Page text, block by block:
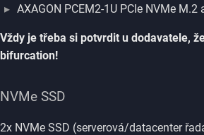
AXAGON PCEM2-1U PCIe NVMe M.2
Vždy je třeba si potvrdit u dodavatele,
bifurcation!
NVMe SSD
2x NVMe SSD (serverová/datacenter